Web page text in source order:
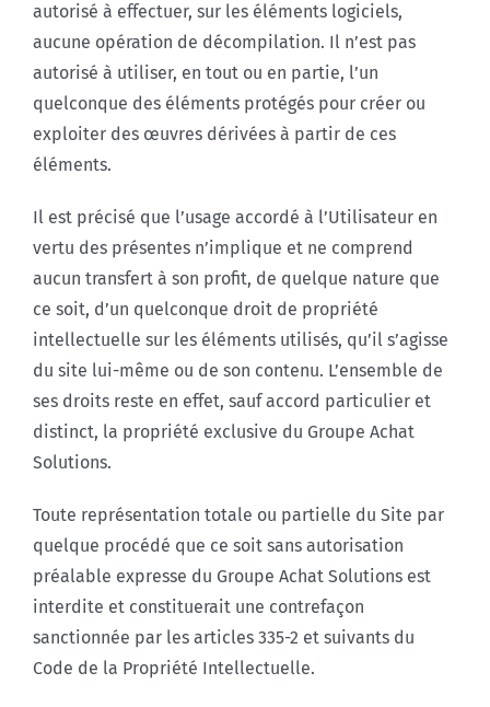
autorisé à effectuer, sur les éléments logiciels,
aucune opération de décompilation. Il n’est pas
autorisé à utiliser, en tout ou en partie, l’un
quelconque des éléments protégés pour créer ou
exploiter des œuvres dérivées à partir de ces
éléments.
Il est précisé que l’usage accordé à l’Utilisateur en
vertu des présentes n’implique et ne comprend
aucun transfert à son profit, de quelque nature que
ce soit, d’un quelconque droit de propriété
intellectuelle sur les éléments utilisés, qu’il s’agisse
du site lui-même ou de son contenu. L’ensemble de
ses droits reste en effet, sauf accord particulier et
distinct, la propriété exclusive du Groupe Achat
Solutions.
Toute représentation totale ou partielle du Site par
quelque procédé que ce soit sans autorisation
préalable expresse du Groupe Achat Solutions est
interdite et constituerait une contrefaçon
sanctionnée par les articles 335-2 et suivants du
Code de la Propriété Intellectuelle.